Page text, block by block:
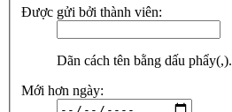
Được gửi bởi thành viên:
Dãn cách tên bằng dấu phẩy(,).
Mới hơn ngày: